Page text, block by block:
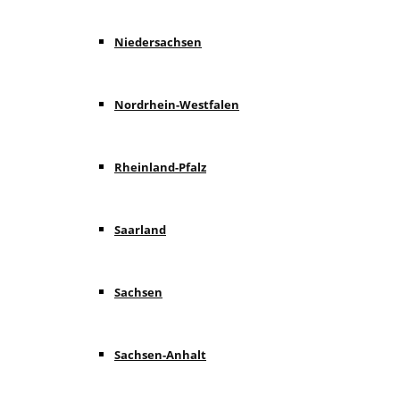
Niedersachsen
Nordrhein-Westfalen
Rheinland-Pfalz
Saarland
Sachsen
Sachsen-Anhalt